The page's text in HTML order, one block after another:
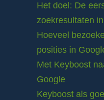
Het doel: De
zoekresultaten
Hoeveel
posities in
Met Keyboost
Google
Keyboost als